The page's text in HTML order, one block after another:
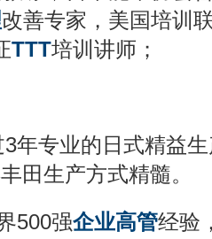
改善专家，美国培训
TTT培训讲师；
年专业的日式精益
田生产方式精髓。
500强企业高管经验